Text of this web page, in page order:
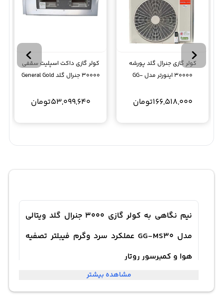
کولر گازی جنرال گلد پورشه
30000 اینورتر مدل GG-
166,518,000تومان
کولر گازی داکت اسپلیت سقفی
30000 جنرال گلد General Gold
53,099,640تومان
نیم نگاهی به کولر گازی 3000 جنرال گلد ویتالی
مدل GG-MS30 عملکرد سرد وگرم فیبلتر تصفیه
هوا و کمپرسور روتار
کمپرسور روتاری در سیستم تهویه هوای کولر گازی جنرال گلد
مشاهده بیشتر